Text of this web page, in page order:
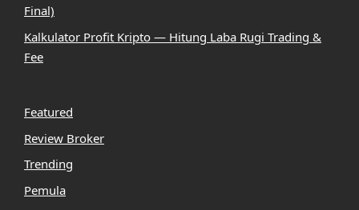
Final)
Kalkulator Profit Kripto — Hitung Laba Rugi Trading &
Fee
Featured
Review Broker
Trending
Pemula